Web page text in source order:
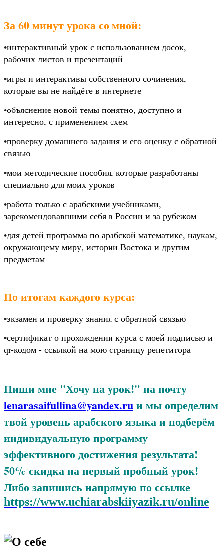
За 60 минут урока со мной:
•интерактивный урок с использованием досок,
рабочих листов и презентаций
•игры и интерактивы собственного сочинения,
которые вы не найдёте в интернете
•объяснение новой темы понятно, доступно и
интересно, с применением схем
•проверку домашнего задания и его оценку с обратной
связью
•мои методические пособия, которые разработаны
специально для моих уроков
•работа только с арабскими учебниками,
зарекомендовавшими себя в России и за рубежом
•для детей программа по арабской математике, наукам,
окружающему миру, истории Востока и другим
предметам
По итогам каждого курса:
•экзамен и проверку знания с обратной связью
•сертификат о прохождении курса с моей подписью и
qr-кодом - ссылкой на мою страницу репетитора
lenarasaifullina@yandex.ru и мы определим
твой уровень арабского языка и подберём
индивидуальную программу
эффективного достижения результата!
50% скидка на первый пробный урок!
https://www.uchiarabskiiyazik.ru/online
О себе